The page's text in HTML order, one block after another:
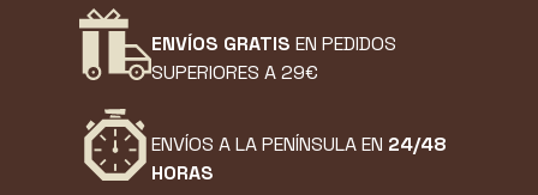
ENVÍOS GRATIS EN PEDIDOS
SUPERIORES A 29€
ENVÍOS A LA PENÍNSULA EN 24/48
HORAS